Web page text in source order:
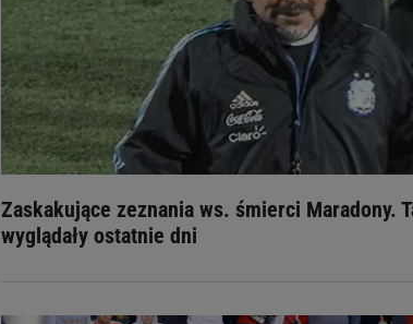
Zaskakujące zeznania ws. śmierci Maradony.
wyglądały ostatnie dni